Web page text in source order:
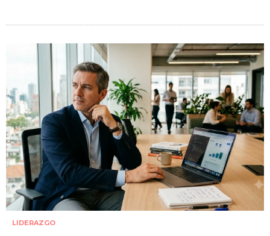
LIDERAZGO